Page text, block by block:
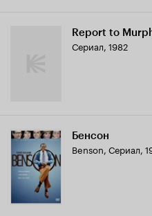
Report to
Сериал, 1982
Бенсон
Benson, Сериал,